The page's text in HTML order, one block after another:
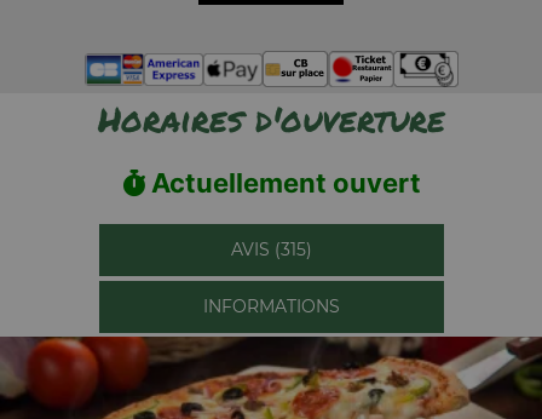
Horaires d'ouverture
Actuellement ouvert
AVIS (315)
INFORMATIONS